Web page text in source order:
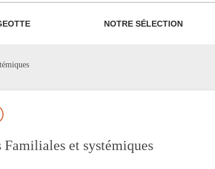
NOTRE SÉLECTION
et systémiques
PARTAGER